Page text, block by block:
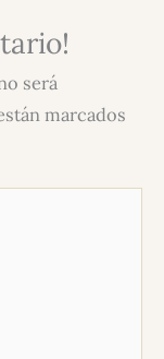
será
marcados